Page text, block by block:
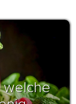
welche